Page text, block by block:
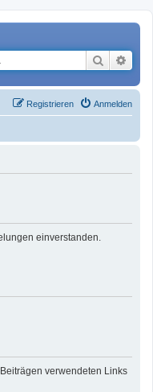
Suche
Anmelden
Registrieren
einverstanden.
verwendeten Links